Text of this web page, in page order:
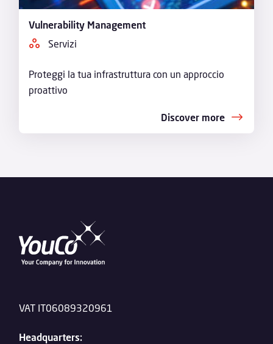
Vulnerability Management
Servizi
Proteggi la tua infrastruttura con un approccio
proattivo
Discover more
VAT IT06089320961
Headquarters: